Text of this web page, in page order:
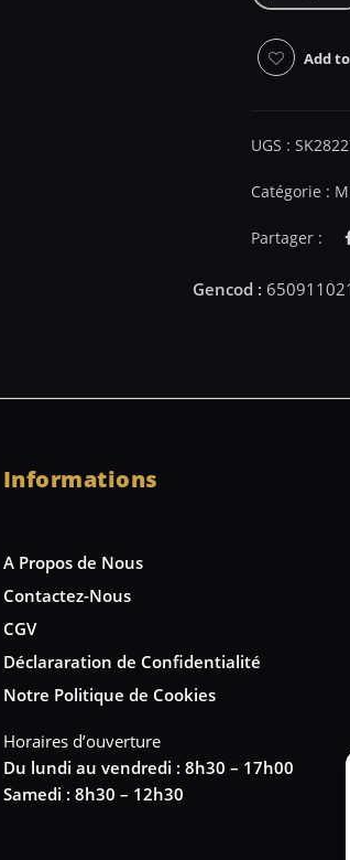
Add
UGS :
Catégorie :
Partager :
Informations
A Propos de Nous
Contactez-Nous
CGV
Déclararation de Confidentialité
Notre Politique de Cookies
Horaires d’ouverture
Du lundi au vendredi : 8h30 – 17h00
Samedi : 8h30 – 12h30